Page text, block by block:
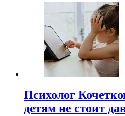
Психолог
детям не стоит